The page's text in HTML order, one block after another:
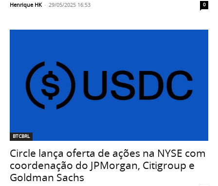
Henrique HK - 29/05/2025 16:53 0
BTCBRL
Circle lança oferta de ações na NYSE com
coordenação do JPMorgan, Citigroup e
Goldman Sachs